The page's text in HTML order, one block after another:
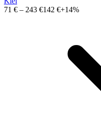
71 € – 243 €142 €+14%